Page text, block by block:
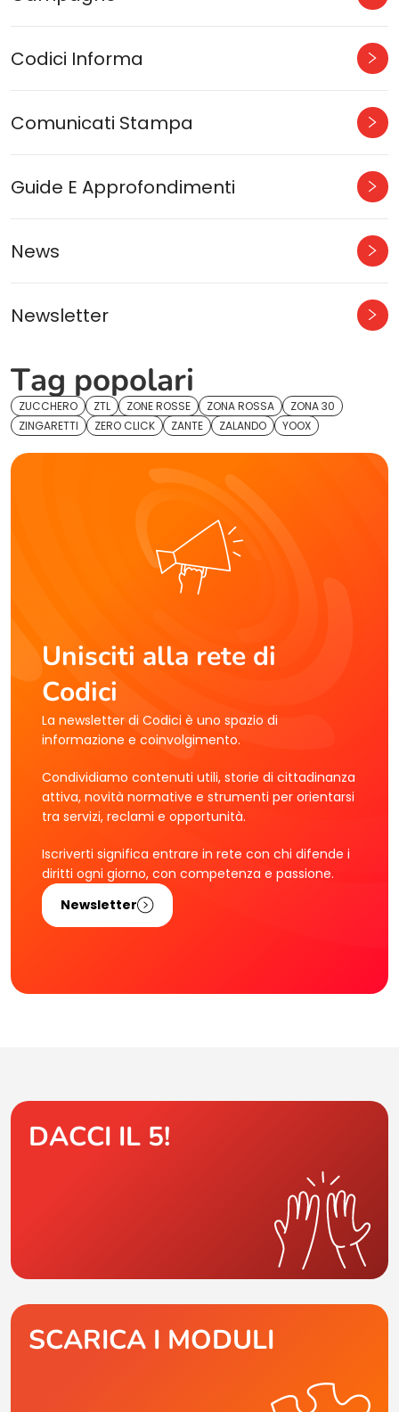
Codici Informa
Comunicati Stampa
Guide E Approfondimenti
News
Newsletter
Tag popolari
ZUCCHERO ZTL ZONE ROSSE ZONA ROSSA
ZONA 30
ZINGARETTI
ZERO CLICK ZANTE ZALANDO YOOX
Unisciti alla rete di
Codici
La newsletter di Codici è uno spazio di
informazione e coinvolgimento.
Condividiamo contenuti utili, storie di cittadinanza
attiva, novità normative e strumenti per orientarsi
tra servizi, reclami e opportunità.
Iscriverti significa entrare in rete con chi difende i
diritti ogni giorno, con competenza e passione.
Newsletter
DACCI IL 5!
SCARICA I MODULI